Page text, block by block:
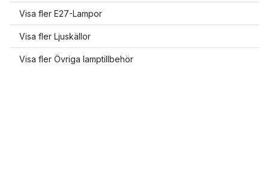
Visa fler E27-Lampor
Visa fler Ljuskällor
Visa fler Övriga lamptillbehör